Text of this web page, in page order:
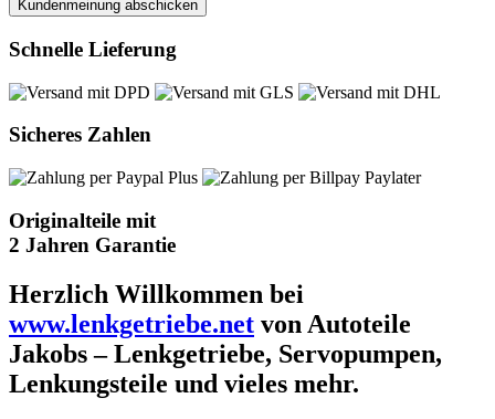
Kundenmeinung abschicken
Schnelle Lieferung
Sicheres Zahlen
Originalteile mit
2 Jahren Garantie
Herzlich Willkommen bei
www.lenkgetriebe.net von Autoteile
Jakobs – Lenkgetriebe, Servopumpen,
Lenkungsteile und vieles mehr.